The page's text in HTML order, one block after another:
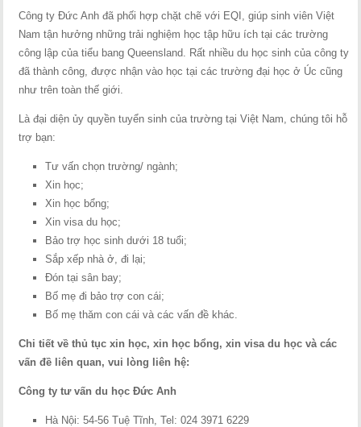
Công ty Đức Anh đã phối hợp chặt chẽ với EQI, giúp sinh viên Việt
Nam tận hưởng những trải nghiệm học tập hữu ích tại các trường
công lập của tiểu bang Queensland. Rất nhiều du học sinh của công ty
đã thành công, được nhận vào học tại các trường đại học ở Úc cũng
như trên toàn thế giới.
Là đại diện ủy quyền tuyển sinh của trường tại Việt Nam, chúng tôi hỗ
trợ bạn:
Tư vấn chọn trường/ ngành;
Xin học;
Xin học bổng;
Xin visa du học;
Bảo trợ học sinh dưới 18 tuổi;
Sắp xếp nhà ở, đi lại;
Đón tại sân bay;
Bố mẹ đi bảo trợ con cái;
Bố mẹ thăm con cái và các vấn đề khác.
Chi tiết về thủ tục xin học, xin học bổng, xin visa du học và các
vấn đề liên quan, vui lòng liên hệ:
Công ty tư vấn du học Đức Anh
Hà Nội: 54-56 Tuệ Tĩnh, Tel: 024 3971 6229